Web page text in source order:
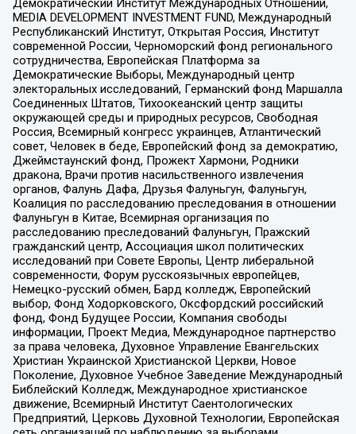
Демократический Институт Международных Отношений,
MEDIA DEVELOPMENT INVESTMENT FUND, Международный
Республиканский Институт, Открытая Россия, Институт
современной России, Черноморский фонд регионального
сотрудничества, Европейская Платформа за
Демократические Выборы, Международный центр
электоральных исследований, Германский фонд Маршалла
Соединенных Штатов, Тихоокеанский центр защиты
окружающей среды и природных ресурсов, Свободная
Россия, Всемирный конгресс украинцев, Атлантический
совет, Человек в беде, Европейский фонд за демократию,
Джеймстаунский фонд, Прожект Хармони, Родники
дракона, Врачи против насильственного извлечения
органов, Фалунь Дафа, Друзья Фалуньгун, Фалуньгун,
Коалиция по расследованию преследования в отношении
Фалуньгун в Китае, Всемирная организация по
расследованию преследований Фалуньгун, Пражский
гражданский центр, Ассоциация школ политических
исследований при Совете Европы, Центр либеральной
современности, Форум русскоязычных европейцев,
Немецко-русский обмен, Бард колледж, Европейский
выбор, Фонд Ходорковского, Оксфордский российский
фонд, Фонд Будущее России, Компания свободы
информации, Проект Медиа, Международное партнерство
за права человека, Духовное Управление Евангельских
Христиан Украинской Христианской Церкви, Новое
Поколение, Духовное Учебное Заведение Международный
Библейский Колледж, Международное христианское
движение, Всемирный Институт Саентологических
Предприятий, Церковь Духовной Технологии, Европейская